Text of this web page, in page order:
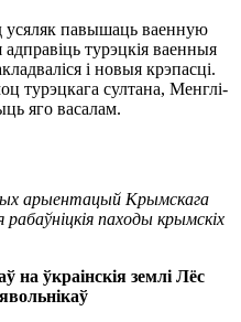
усяляк павышаць ваенную
турэцкія ваенныя
і новыя крэпасці.
турэцкага султана, Менглі-
яго васалам.
арыентацый Крымскага
паходы крымскіх
на ўкраінскія землі Лёс